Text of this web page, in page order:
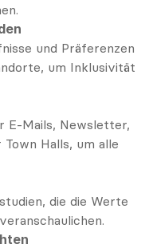
und Präferenzen
um Inklusivität
E-Mails, Newsletter,
Halls, um alle
die die Werte